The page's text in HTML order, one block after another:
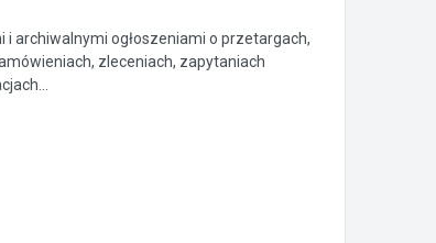
i archiwalnymi ogłoszeniami o przetargach,
zleceniach, zapytaniach